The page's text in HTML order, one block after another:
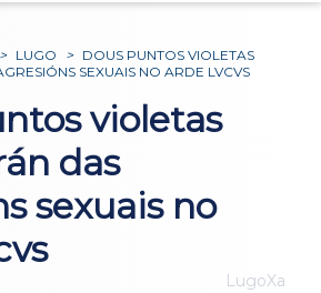
> LUGO > DOUS PUNTOS VIOLETAS
SEXUAIS NO ARDE LVCVS
violetas
das
sexuais no
LugoXa